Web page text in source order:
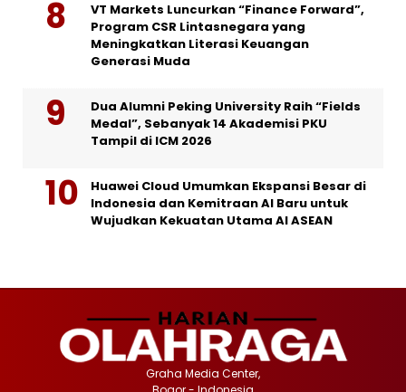
VT Markets Luncurkan “Finance Forward”,
Program CSR Lintasnegara yang
Meningkatkan Literasi Keuangan
Generasi Muda
Dua Alumni Peking University Raih “Fields
Medal”, Sebanyak 14 Akademisi PKU
Tampil di ICM 2026
Huawei Cloud Umumkan Ekspansi Besar di
Indonesia dan Kemitraan AI Baru untuk
Wujudkan Kekuatan Utama AI ASEAN
Graha Media Center,